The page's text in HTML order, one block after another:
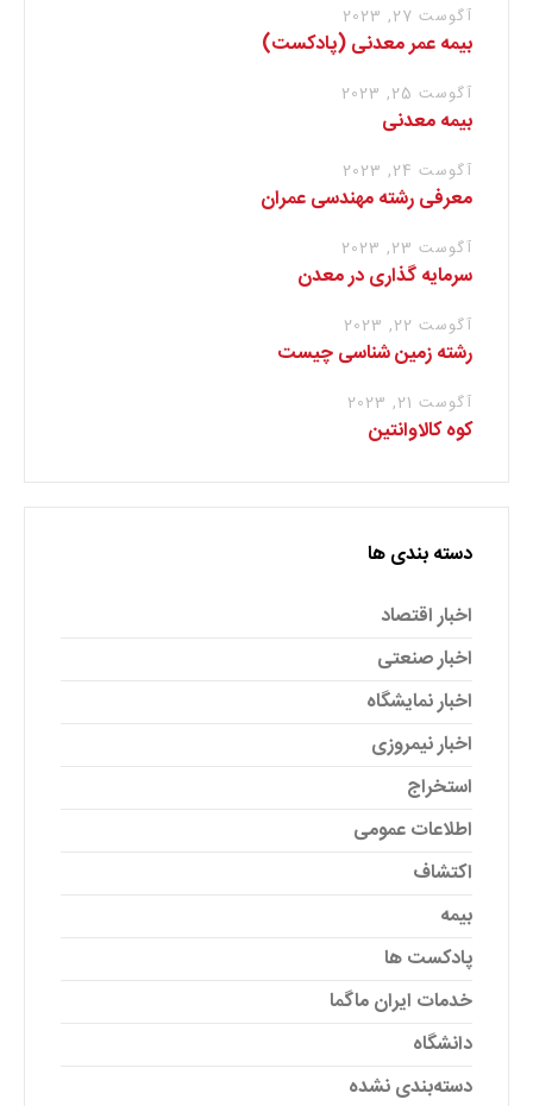
آگوست 27, 2023
بیمه عمر معدنی (پادکست)
آگوست 25, 2023
بیمه معدنی
آگوست 24, 2023
معرفی رشته مهندسی عمران
آگوست 23, 2023
سرمایه گذاری در معدن
آگوست 22, 2023
رشته زمین شناسی چیست
آگوست 21, 2023
کوه کالاوانتین
دسته بندی ها
اخبار اقتصاد
اخبار صنعتی
اخبار نمایشگاه
اخبار نیمروزی
استخراج
اطلاعات عمومی
اکتشاف
بیمه
پادکست ها
خدمات ایران ماگما
دانشگاه
دسته‌بندی نشده